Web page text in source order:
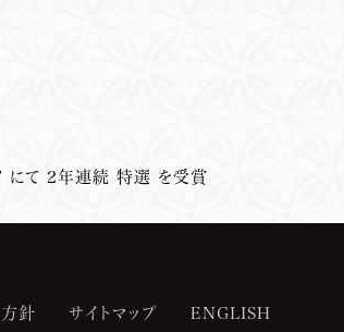
” にて 2年連続 特選 を受賞
針 サイトマップ ENGLISH